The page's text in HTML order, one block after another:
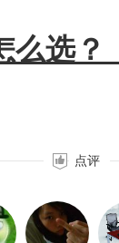
么选？
点评